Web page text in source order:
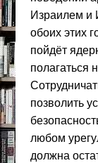
Израилем и
обоих этих
пойдёт
полагаться
позволить
любом
должна